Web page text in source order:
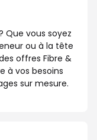
Que vous soyez
ou à la tête
des offres Fibre &
à vos besoins
sur mesure.